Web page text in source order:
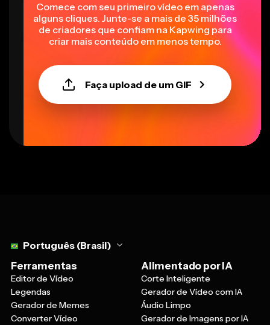
Comece com seu primeiro vídeo em apenas
alguns cliques. Junte-se a mais de 35 milhões
de criadores que confiam na Kapwing para
criar mais conteúdo em menos tempo.
Faça upload de um GIF
Português (Brasil)
Ferramentas
Editor de Vídeo
Legendas
Gerador de Memes
Converter Vídeo
Alimentado por IA
Corte Inteligente
Gerador de Vídeo com IA
Áudio Limpo
Gerador de Imagens por IA